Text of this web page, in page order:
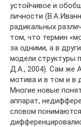
устойчивое и
личности
радикальных
том, что термин
за одними, а в
модели структуры
Д.А., 2004). Сам же
мотива и в том и в
Многие новые
аппарат,
словом